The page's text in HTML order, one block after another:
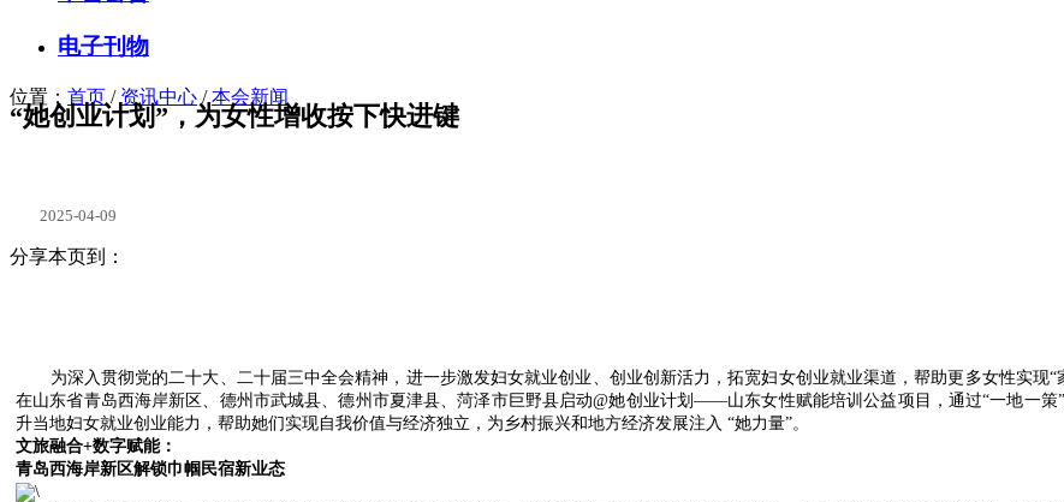
电子刊物
位置： 首页 / 资讯中心 /本会新闻
“她创业计划”，为女性增收按下快进键
2025-04-09
分享本页到：
为深入贯彻党的二十大、二十届三中全会精神，进一步激发妇女就业创业、创业创新活力，拓宽妇女创业就业渠道，帮助更多女性实现“
在山东省青岛西海岸新区、德州市武城县、德州市夏津县、菏泽市巨野县启动@她创业计划——山东女性赋能培训公益项目，通过“一地一
升当地妇女就业创业能力，帮助她们实现自我价值与经济独立，为乡村振兴和地方经济发展注入 “她力量”。
文旅融合+数字赋能：
青岛西海岸新区解锁巾帼民宿新业态